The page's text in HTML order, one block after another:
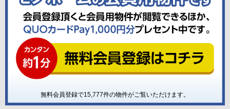
無料会員登録で15,777件の物件がご覧いただけます。